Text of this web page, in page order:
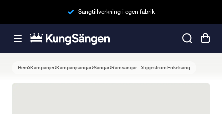
Sängtillverkning i egen fabrik
Hem Kampanjer Kampanjsängar Sängar Ramsängar Iggeström Enkelsäng